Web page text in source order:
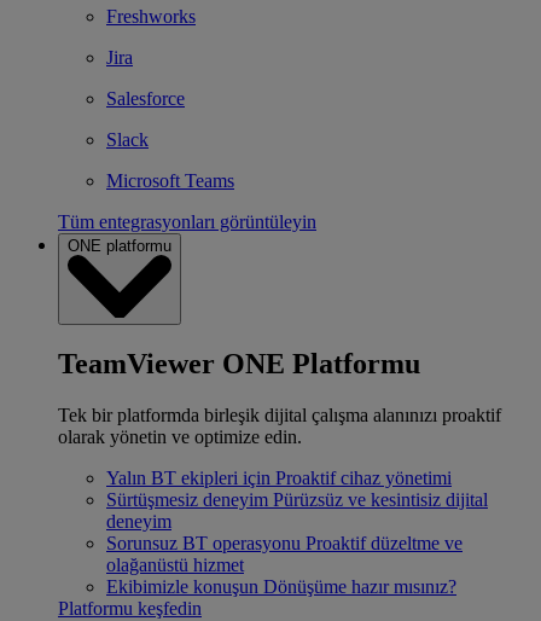
Freshworks
Jira
Salesforce
Slack
Microsoft Teams
Tüm entegrasyonları görüntüleyin
ONE platformu
TeamViewer ONE Platformu
Tek bir platformda birleşik dijital çalışma alanınızı proaktif
olarak yönetin ve optimize edin.
Yalın BT ekipleri için Proaktif cihaz yönetimi
Sürtüşmesiz deneyim Pürüzsüz ve kesintisiz dijital
deneyim
Sorunsuz BT operasyonu Proaktif düzeltme ve
olağanüstü hizmet
Ekibimizle konuşun Dönüşüme hazır mısınız?
Platformu keşfedin